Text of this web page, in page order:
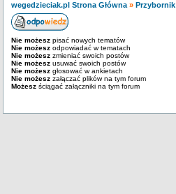
wegedzieciak.pl Strona Główna » Przybornik
Nie możesz pisać nowych tematów
Nie możesz odpowiadać w tematach
Nie możesz zmieniać swoich postów
Nie możesz usuwać swoich postów
Nie możesz głosować w ankietach
Nie możesz załączać plików na tym forum
Możesz ściągać załączniki na tym forum